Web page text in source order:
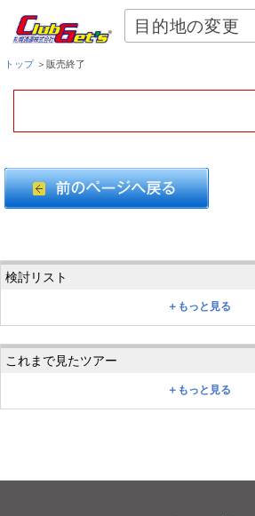
目的地の変更
トップ＞販売終了
＋もっと見る
＋もっと見る